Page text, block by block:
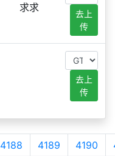
求求
去上
传
去上
传
4188 4189 4190